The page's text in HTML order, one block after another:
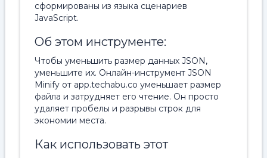
сформированы из языка сценариев
JavaScript.
Об этом инструменте:
Чтобы уменьшить размер данных JSON,
уменьшите их. Онлайн-инструмент JSON
Minify от app.techabu.co уменьшает размер
файла и затрудняет его чтение. Он просто
удаляет пробелы и разрывы строк для
экономии места.
Как использовать этот